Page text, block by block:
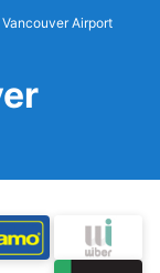
Vancouver Airport